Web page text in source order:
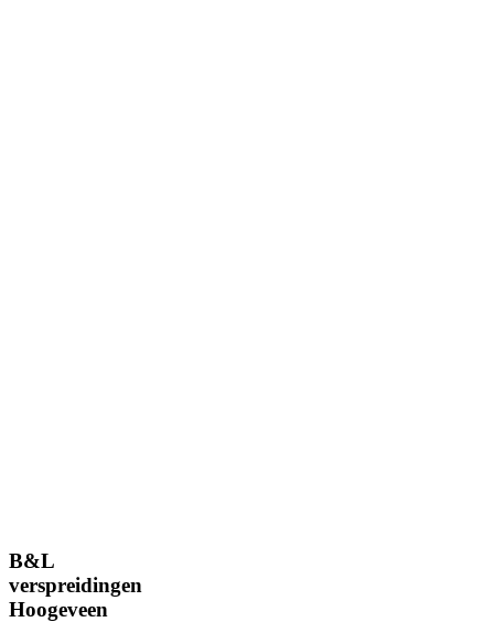
B&L
verspreidingen
Hoogeveen